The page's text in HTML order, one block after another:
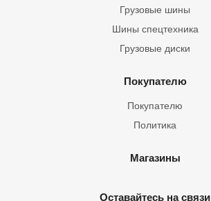
Грузовые шины
Шины спецтехника
Грузовые диски
Покупателю
Покупателю
Политика
Магазины
Оставайтесь на связи